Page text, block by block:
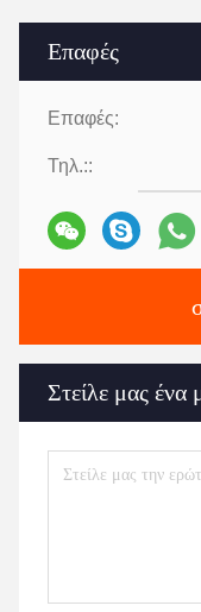
Επαφές
Επαφές:
Τηλ.::
Στείλε μας ένα